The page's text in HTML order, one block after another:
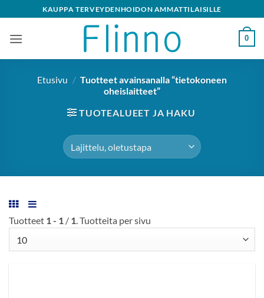
to
content
KAUPPA TERVEYDENHOIDON AMMATTILAISILLE
0
Etusivu / Tuotteet avainsanalla “tietokoneen
oheislaitteet”
TUOTEALUEET JA HAKU
Tuotteet 1 - 1 / 1. Tuotteita per sivu